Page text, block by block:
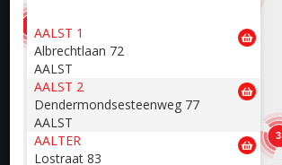
AALST 1
Albrechtlaan 72
AALST
AALST 2
Dendermondsesteenweg 77
AALST
AALTER
Lostraat 83
3
12 Une question ?
Nous vous aidons volontiers !
0800/90002